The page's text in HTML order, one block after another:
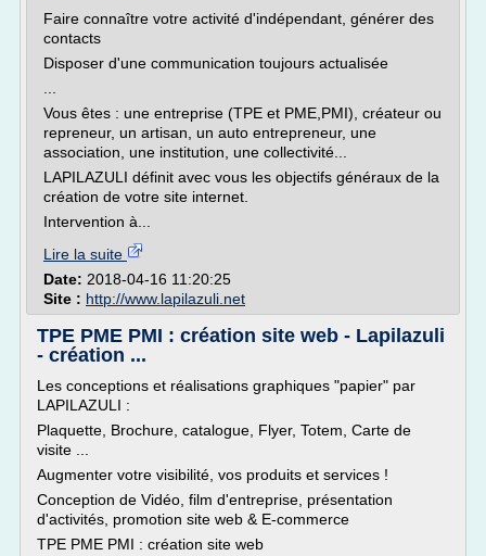
Faire connaître votre activité d'indépendant, générer des
contacts
Disposer d'une communication toujours actualisée
Vous êtes : une entreprise (TPE et PME,PMI), créateur ou
repreneur, un artisan, un auto entrepreneur, une
association, une institution, une collectivité...
LAPILAZULI définit avec vous les objectifs généraux de la
création de votre site internet.
Intervention à...
Lire la suite
Date: 2018-04-16 11:20:25
Site : http://www.lapilazuli.net
TPE PME PMI : création site web - Lapilazuli
- création ...
Les conceptions et réalisations graphiques "papier" par
LAPILAZULI :
Plaquette, Brochure, catalogue, Flyer, Totem, Carte de
visite ...
Augmenter votre visibilité, vos produits et services !
Conception de Vidéo, film d'entreprise, présentation
d'activités, promotion site web & E-commerce
TPE PME PMI : création site web